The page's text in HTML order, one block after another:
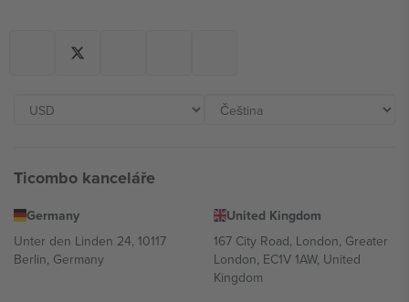
Ticombo kanceláře
Germany
Unter den Linden 24, 10117
Berlin, Germany
United Kingdom
167 City Road, London, Greater
London, EC1V 1AW, United
Kingdom